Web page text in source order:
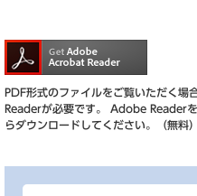
PDF形式のファイルをご覧いただく
Readerが必要です。
Adobe Readerを
らダウンロードしてください。（無料）